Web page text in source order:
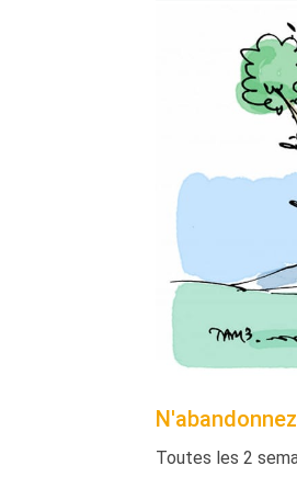
Toutes les 2